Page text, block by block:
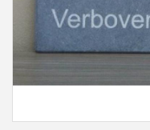
Bestelling op maat
Cadeaubonnen